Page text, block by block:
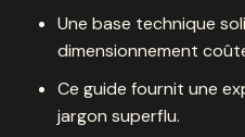
Une base technique
dimensionnement
Ce guide fournit une
jargon superflu.